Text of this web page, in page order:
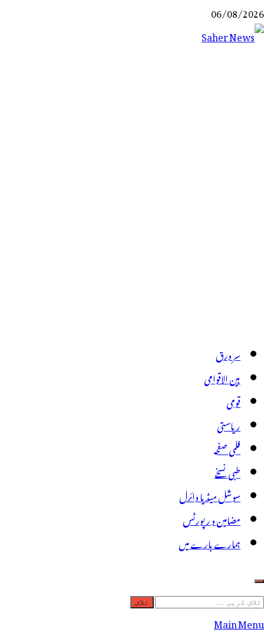
Skip
to
06/08/2026
سر ورق
بین الاقوامی
قومی
ریاستی
فلمی صفحہ
طبی نسخے
سوشل میڈیا وائرل
مضامین و رپورٹس
ہمارے بارے میں
تلاش
کریں
Main Menu